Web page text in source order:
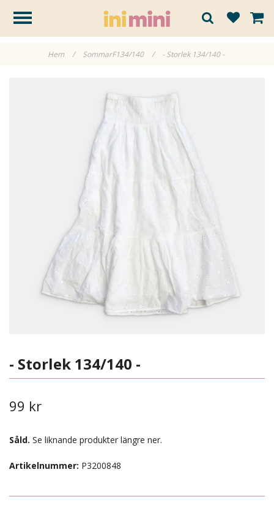
Hem / SommarF134/140 / - Storlek 134/140 -
- Storlek 134/140 -
99 kr
Såld. Se liknande produkter längre ner.
Artikelnummer: P3200848